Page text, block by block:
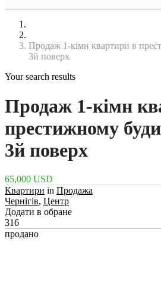
Продаж 1-кімн квартири в
3й поверх
Your search results
Продаж 1-кімн
престижному
3й поверх
65,000 USD
Квартири in Продажа
Чернігів, Центр
Додати в обране
316
продано